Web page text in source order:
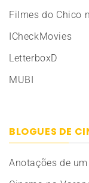
Filmes do Chico
ICheckMovies
LetterboxD
MUBI
BLOGUES DE
Anotações de